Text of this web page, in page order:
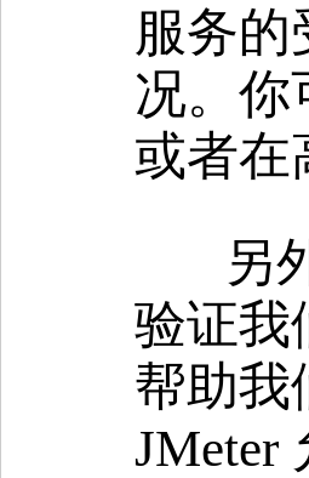
服务
况。你
或者在
另
验证我
帮助我
JMeter